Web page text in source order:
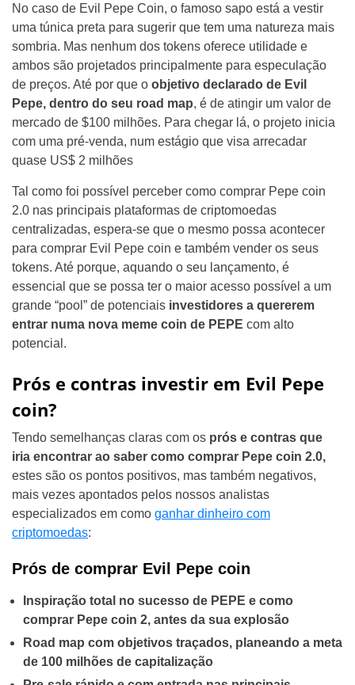
No caso de Evil Pepe Coin, o famoso sapo está a vestir
uma túnica preta para sugerir que tem uma natureza mais
sombria. Mas nenhum dos tokens oferece utilidade e
ambos são projetados principalmente para especulação
de preços. Até por que o objetivo declarado de Evil
Pepe, dentro do seu road map, é de atingir um valor de
mercado de $100 milhões. Para chegar lá, o projeto inicia
com uma pré-venda, num estágio que visa arrecadar
quase US$ 2 milhões
Tal como foi possível perceber como comprar Pepe coin
2.0 nas principais plataformas de criptomoedas
centralizadas, espera-se que o mesmo possa acontecer
para comprar Evil Pepe coin e também vender os seus
tokens. Até porque, aquando o seu lançamento, é
essencial que se possa ter o maior acesso possível a um
grande “pool” de potenciais investidores a quererem
entrar numa nova meme coin de PEPE com alto
potencial.
Prós e contras investir em Evil Pepe
coin?
Tendo semelhanças claras com os prós e contras que
iria encontrar ao saber como comprar Pepe coin 2.0,
estes são os pontos positivos, mas também negativos,
mais vezes apontados pelos nossos analistas
especializados em como ganhar dinheiro com
criptomoedas:
Prós de comprar Evil Pepe coin
Inspiração total no sucesso de PEPE e como
comprar Pepe coin 2, antes da sua explosão
Road map com objetivos traçados, planeando a meta
de 100 milhões de capitalização